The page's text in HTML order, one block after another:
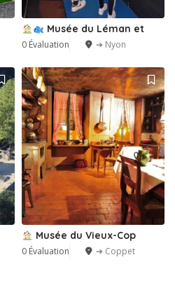
Musée du Léman et
0 Évaluation ➔ Nyon
Musée du Vieux-Cop
0 Évaluation ➔ Coppet